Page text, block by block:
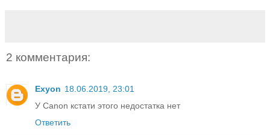
2 комментария:
Exyon 18.06.2019, 23:01
У Canon кстати этого недостатка нет
Ответить